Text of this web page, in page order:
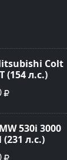
Colt
(154 л.с.)
в
цвет
рублей,
№18731 на
530i 3000
л.с.)
в